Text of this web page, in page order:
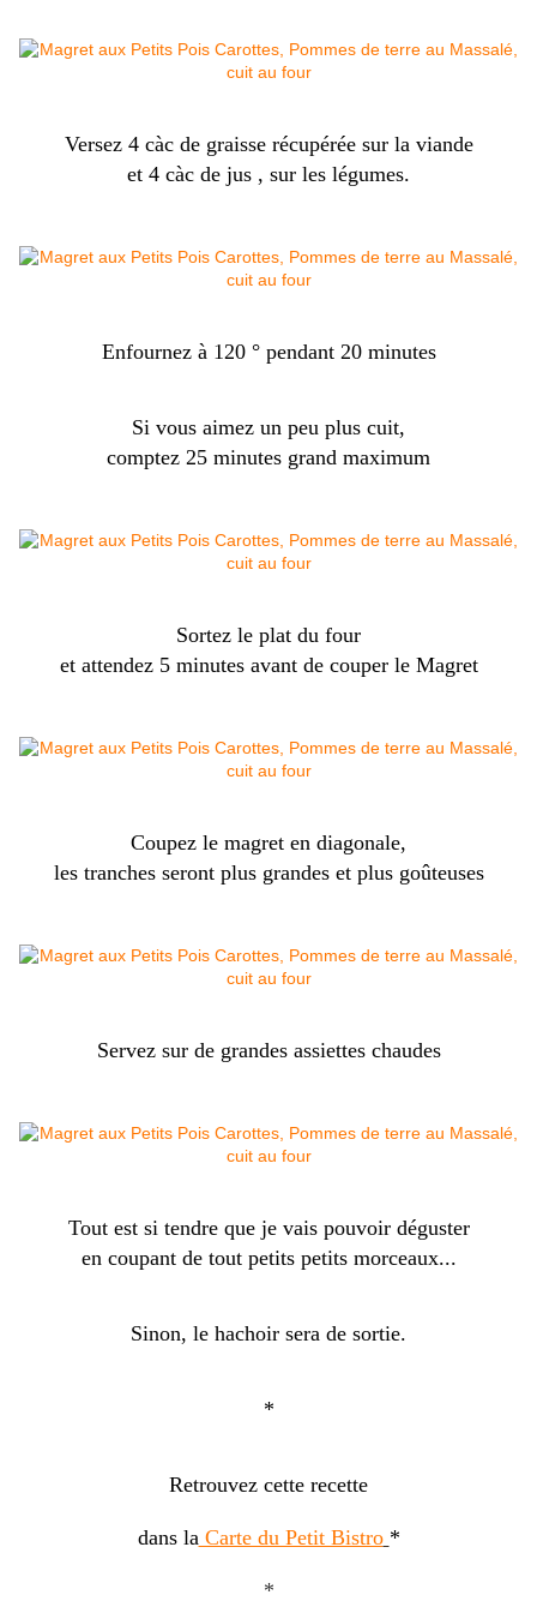
Versez 4 càc de graisse récupérée sur la viande
et 4 càc de jus , sur les légumes.
Enfournez à 120 ° pendant 20 minutes
Si vous aimez un peu plus cuit,
comptez 25 minutes grand maximum
Sortez le plat du four
et attendez 5 minutes avant de couper le Magret
Coupez le magret en diagonale,
les tranches seront plus grandes et plus goûteuses
Servez sur de grandes assiettes chaudes
Tout est si tendre que je vais pouvoir déguster
en coupant de tout petits petits morceaux...
Sinon, le hachoir sera de sortie.
*
Retrouvez cette recette
dans laCarte du Petit Bistro *
*